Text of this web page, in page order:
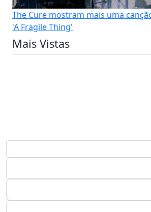
The Cure mostram mais uma
'A Fragile Thing'
Mais Vistas